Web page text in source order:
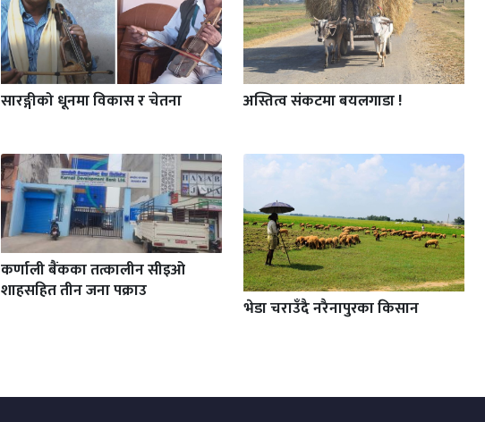
सारङ्गीको धूनमा विकास र चेतना अस्तित्व संकटमा बयलगाडा !
कर्णाली बैंकका तत्कालीन सीइओ
शाहसहित तीन जना पक्राउ
भेडा चराउँदै नरैनापुरका किसान